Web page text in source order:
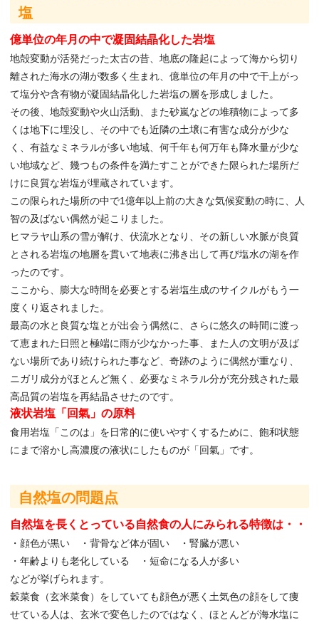
塩
億単位の年月の中で凝固結晶化した岩塩
地殻変動が活発だった太古の昔、地底の隆起によって海から切り
離された海水の湖が数多く生まれ、億単位の年月の中で干上がっ
て塩分や含有物が凝固結晶化した岩塩の層を形成しました。
その後、地殻変動や火山活動、また砂嵐などの堆積物によって多
くは地下に埋没し、その中でも近隣の土壌に有害な成分が少な
く、有益なミネラルが多い地域、何千年も何万年も降水量が少な
い地域など、幾つもの条件を満たすことができた限られた場所だ
けに良質な岩塩が埋蔵されています。
この限られた場所の中で1億年以上前の大きな気候変動の時に、人
智の及ばない偶然が起こりました。
ヒマラヤ山系の雪が解け、伏流水となり、その新しい水脈が良質
とされる岩塩の地層を貫いて地表に沸き出して再び塩水の湖を作
ったのです。
ここから、膨大な時間を必要とする岩塩生成のサイクルがもう一
度くり返されました。
最高の水と良質な塩とが出会う偶然に、さらに悠久の時間に渡っ
て恵まれた日照と極端に雨が少なかった事、また人の文明が及ば
ない場所であり続けられた事など、奇跡のように偶然が重なり、
ニガリ成分がほとんど無く、必要なミネラル分が充分残された最
高品質の岩塩を再結晶させたのです。
液状岩塩「回氣」の原料
食用岩塩「このは」を日常的に使いやすくするために、飽和状態
にまで溶かし高濃度の液状にしたものが「回氣」です。
自然塩の問題点
自然塩を長くとっている自然食の人にみられる特徴は・・
・顔色が黒い ・背骨など体が固い ・腎臓が悪い
・年齢よりも老化している ・短命になる人が多い
などが挙げられます。
穀菜食（玄米菜食）をしていても顔色が悪く土気色の顔をして痩
せている人は、玄米で変色したのではなく、ほとんどが海水塩に